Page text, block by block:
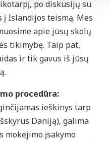
po diskusijų su
Islandijos teismą. Mes
apie jūsų skolų
tikimybę. Taip pat,
ir tik gavus iš jūsų
procedūra:
ieškinys tarp
Daniją), galima
mokėjimo įsakymo